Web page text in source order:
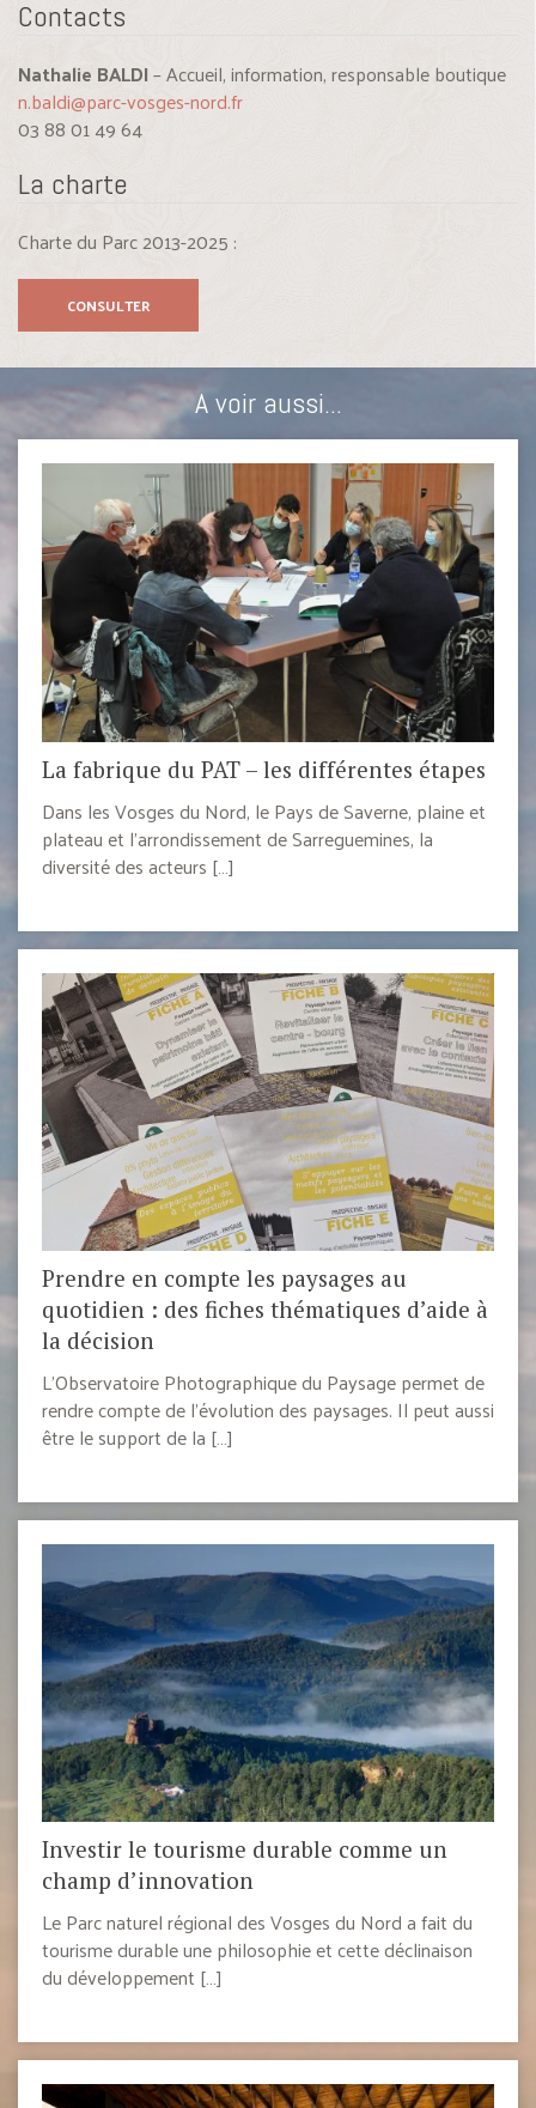
Contacts
Nathalie BALDI– Accueil, information, responsable boutique
n.baldi@parc-vosges-nord.fr
03 88 01 49 64
La charte
Charte du Parc 2013-2025 :
CONSULTER
A voir aussi...
La fabrique du PAT – les différentes étapes
Dans les Vosges du Nord, le Pays de Saverne, plaine et
plateau et l’arrondissement de Sarreguemines, la
diversité des acteurs […]
Prendre en compte les paysages au
quotidien : des fiches thématiques d’aide à
la décision
L’Observatoire Photographique du Paysage permet de
rendre compte de l’évolution des paysages. Il peut aussi
être le support de la […]
Investir le tourisme durable comme un
champ d’innovation
Le Parc naturel régional des Vosges du Nord a fait du
tourisme durable une philosophie et cette déclinaison
du développement […]